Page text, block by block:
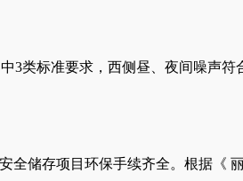
3类标准要求，西侧昼、夜间噪声符
全储存项目环保手续齐全。根据《